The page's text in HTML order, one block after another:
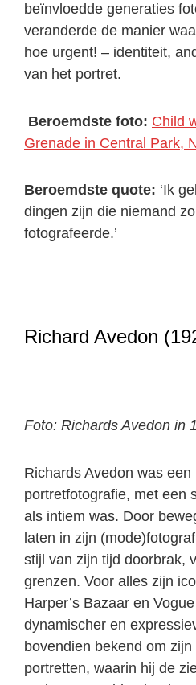
beïnvloedde generaties
veranderde de manier
hoe urgent! – identiteit,
van het portret.
Beroemdste foto: Child
Grenade in Central Park,
Beroemdste quote: ‘Ik
dingen zijn die niemand
fotografeerde.’
Richard Avedon
Foto: Richards Avedon in
Richards Avedon was
portretfotografie, met een
als intiem was. Door
laten in zijn
stijl van zijn tijd doorbrak,
grenzen. Voor alles zijn
Harper’s Bazaar en
dynamischer en
bovendien bekend om
portretten, waarin hij de